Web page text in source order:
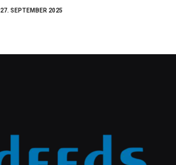
27. SEPTEMBER 2025